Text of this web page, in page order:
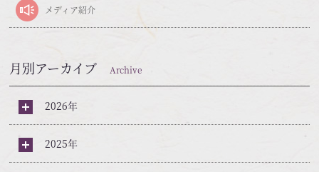
メディア紹介
月別アーカイブArchive
2026年
2025年